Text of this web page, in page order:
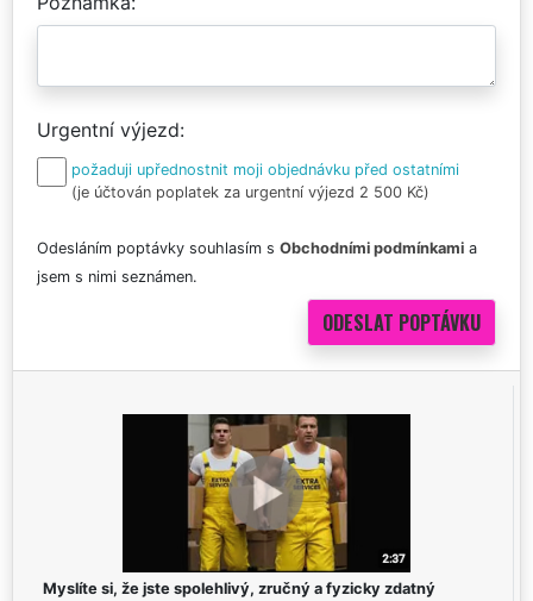
Urgentní výjezd
požaduji upřednostnit moji objednávku před ostatními
(je účtován poplatek za urgentní výjezd 2 500 Kč)
Odesláním poptávky souhlasím s Obchodními podmínkami a
jsem s nimi seznámen.
Myslíte si, že jste spolehlivý, zručný a fyzicky zdatný